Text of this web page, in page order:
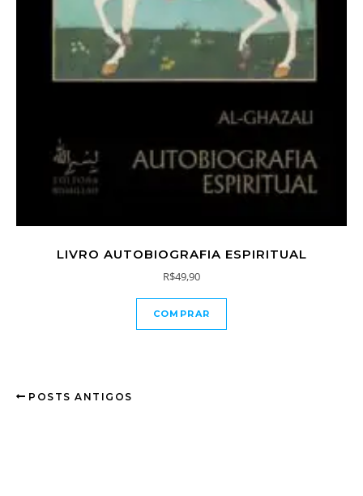
LIVRO AUTOBIOGRAFIA ESPIRITUAL
R$49,90
COMPRAR
POSTS ANTIGOS